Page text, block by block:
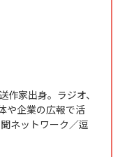
作家出身。ラジオ、
や企業の広報で活
ネットワーク／逗